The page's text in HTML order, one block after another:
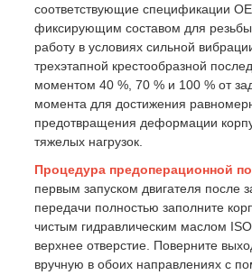
соответствующие спецификации
фиксирующим составом для
работу в условиях сильной
трехэтапной крестообразной
моментом 40 %, 70 % и 100 % от
момента для достижения
предотвращения деформации
тяжелых нагрузок.
Процедура предоперационной
первым запуском двигателя после
передачи полностью заполните
чистым гидравлическим маслом
верхнее отверстие. Поверните
вручную в обоих направлениях с